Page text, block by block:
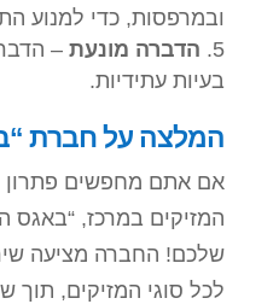
ובמרפסות, כדי למנוע
הדברה מונעת–
בעיות עתידיות.
המלצה על חברת
אם אתם מחפשים פתרון
המזיקים במרכז, “באגס
שלכם! החברה מציעה
לכל סוגי המזיקים, תוך